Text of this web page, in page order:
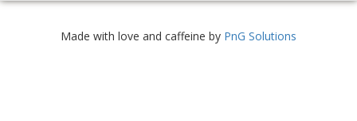
Made with love and caffeine by PnG Solutions